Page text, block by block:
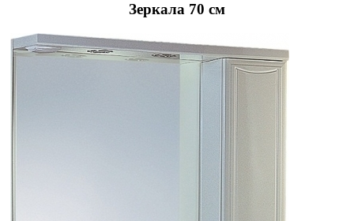
Зеркала 70 см